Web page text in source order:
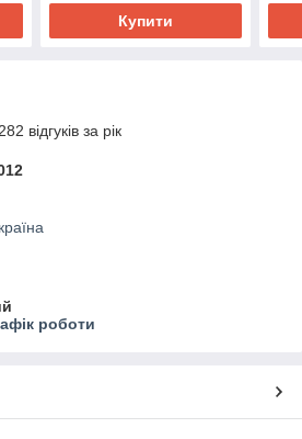
Купити
відгуків за рік
роботи